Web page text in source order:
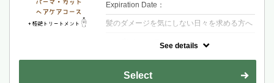
Expiration Date：
髪のダメージを気にしない日々を求める方へ
るお客様は選択後＋カラー追加をお願い致し
ます・髪の内側に栄養を入れる3段階集中ト
リートメント艶とまとまりのある髪へ導きま
See details
Select